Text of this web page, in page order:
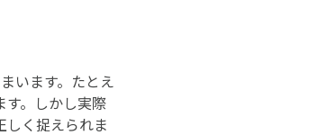
います。たとえ
。しかし実際
く捉えられま